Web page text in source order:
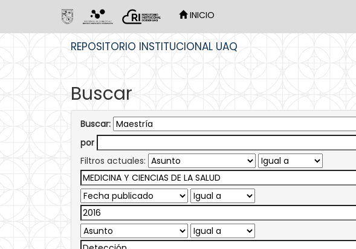
INICIO
REPOSITORIO INSTITUCIONAL UAQ
Buscar
Buscar:
por
Filtros actuales: